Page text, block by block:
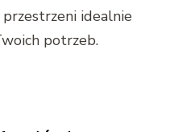
idealnie
potrzeb.